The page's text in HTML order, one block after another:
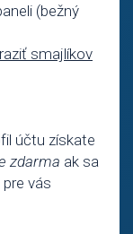
(bežný
smajlíkov
účtu získate
zdarma ak sa
vás